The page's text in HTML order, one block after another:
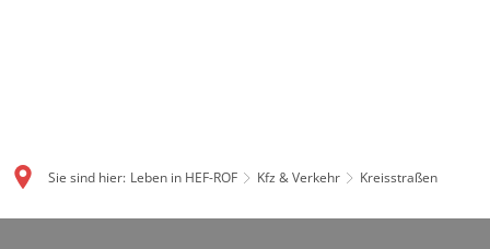
Sie sind hier: Leben in HEF-ROF Kfz & Verkehr Kreisstraßen